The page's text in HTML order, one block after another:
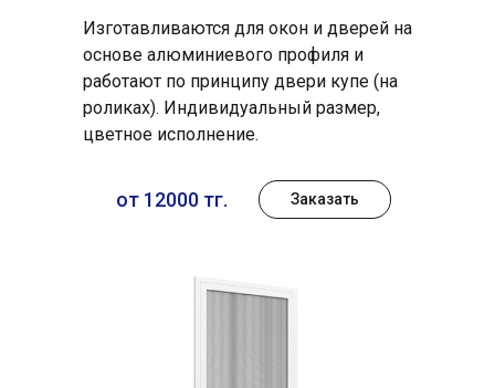
Изготавливаются для окон и дверей на
основе алюминиевого профиля и
работают по принципу двери купе (на
роликах). Индивидуальный размер,
цветное исполнение.
от 12000 тг. Заказать